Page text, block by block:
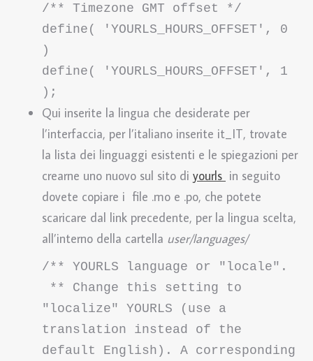
/** Timezone GMT offset */
define( 'YOURLS_HOURS_OFFSET', 0
)
define( 'YOURLS_HOURS_OFFSET', 1
);
Qui inserite la lingua che desiderate per
l’interfaccia, per l’italiano inserite it_IT, trovate
la lista dei linguaggi esistenti e le spiegazioni per
crearne uno nuovo sul sito di yourls in seguito
dovete copiare i file .mo e .po, che potete
scaricare dal link precedente, per la lingua scelta,
all’interno della cartella user/languages/
/** YOURLS language or "locale".
"localize" YOURLS (use a
translation instead of the
default English). A corresponding